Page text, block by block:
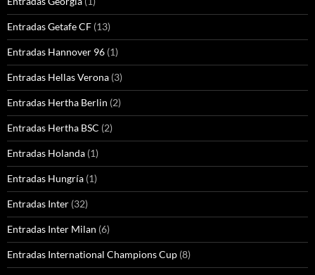
Entradas Getafe CF (13)
Entradas Hannover 96 (1)
Entradas Hellas Verona (3)
Entradas Hertha Berlin (2)
Entradas Hertha BSC (2)
Entradas Holanda (1)
Entradas Hungría (1)
Entradas Inter (32)
Entradas Inter Milan (6)
Entradas International Champions Cup (8)